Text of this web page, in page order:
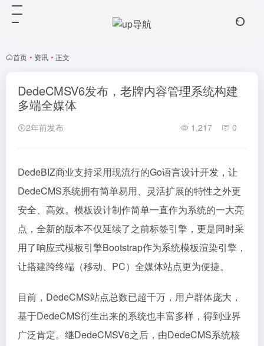
首页 • 资讯 • 正文
DedeCMSV6发布，老牌内容管理系统构建
多端全媒体
2年前发布 1,217 0
DedeBIZ商业支持采用现流行的Go语言设计开发，让
DedeCMS系统拥有简单易用、灵活扩展的特性之外更
安全、高效。模板设计制作简单一直作为系统的一大亮
点，全新的版本不仅延续了之前标签引擎，更是同时采
用了响应式模板引擎Bootstrap作为系统模板渲染引擎，
让搭建跨终端（移动、PC）全媒体站点更为便捷。
目前，DedeCMS站点总数已超千万，用户群体庞大，
基于DedeCMS衍生出来的系统也丰富多样，得到业界
广泛肯定。继DedeCMSV6之后，由DedeCMS系统核